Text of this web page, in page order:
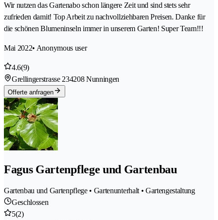
Wir nutzen das Gartenabo schon längere Zeit und sind stets sehr
zufrieden damit! Top Arbeit zu nachvollziehbaren Preisen. Danke für
die schönen Blumeninseln immer in unserem Garten! Super Team!!!
Mai 2022• Anonymous user
4.6(9)
Grellingerstrasse 234208 Nunningen
Offerte anfragen
Fagus Gartenpflege und Gartenbau
Gartenbau und Gartenpflege • Gartenunterhalt • Gartengestaltung
Geschlossen
5(2)